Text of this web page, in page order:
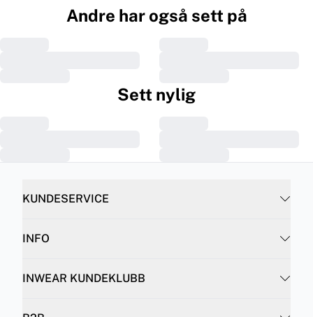
Andre har også sett på
Sett nylig
KUNDESERVICE
INFO
INWEAR KUNDEKLUBB